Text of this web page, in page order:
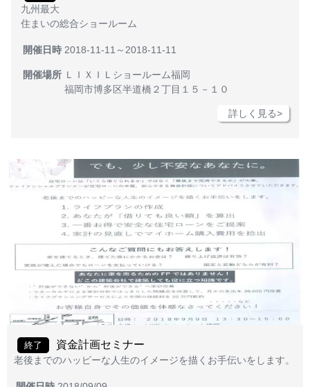
九州最大
住まいの総合ショールーム
開催日時 2018-11-11～2018-11-11
開催場所 ＬＩＸＩＬショールーム福岡
福岡市博多区半道橋２丁目１５－１０
詳しく見る>
終了 資金計画セミナー
老後までのハッピーな人生のイメージを描くお手伝いをします。